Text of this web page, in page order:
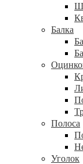
Балка
Полоса
Уголок